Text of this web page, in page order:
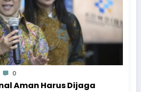
0
Aman Harus Dijaga